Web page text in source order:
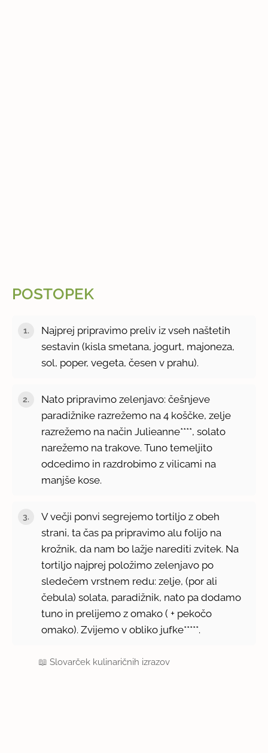
POSTOPEK
Najprej pripravimo preliv iz vseh naštetih
sestavin (kisla smetana, jogurt, majoneza,
sol, poper, vegeta, česen v prahu).
Nato pripravimo zelenjavo: češnjeve
paradižnike razrežemo na 4 koščke, zelje
razrežemo na način Julieanne****, solato
narežemo na trakove. Tuno temeljito
odcedimo in razdrobimo z vilicami na
manjše kose.
V večji ponvi segrejemo tortiljo z obeh
strani, ta čas pa pripravimo alu folijo na
krožnik, da nam bo lažje narediti zvitek. Na
tortiljo najprej položimo zelenjavo po
sledečem vrstnem redu: zelje, (por ali
čebula) solata, paradižnik, nato pa dodamo
tuno in prelijemo z omako ( + pekočo
omako). Zvijemo v obliko jufke*****.
📖Slovarček kulinaričnih izrazov